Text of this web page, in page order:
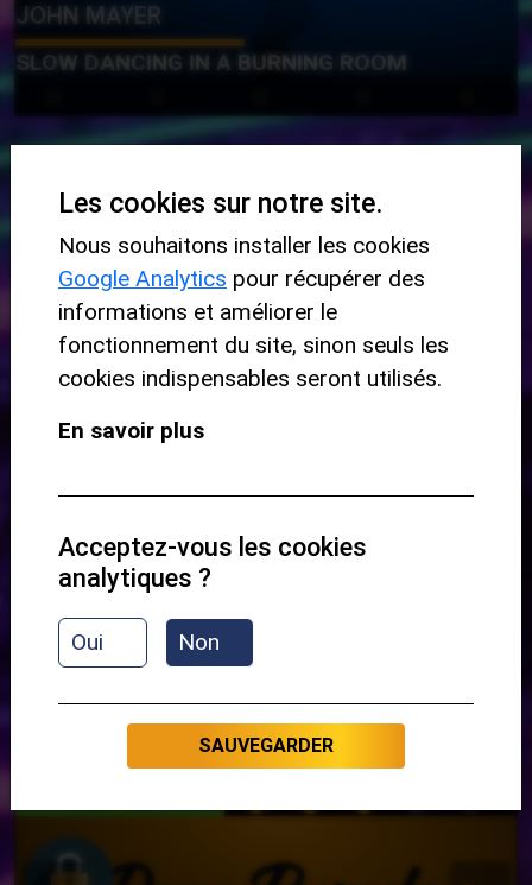
JOHN MAYER
SLOW DANCING IN A BURNING ROOM
À JOUER À L'ACOUSTIQUE
DÉBUTANT
STAND BY ME
CLASSIC ROCK
Les cookies sur notre site.
Nous souhaitons installer les cookies
Google Analytics pour récupérer des
informations et améliorer le
fonctionnement du site, sinon seuls les
cookies indispensables seront utilisés.
En savoir plus
Oui Non
Acceptez-vous les cookies
analytiques ?
SAUVEGARDER